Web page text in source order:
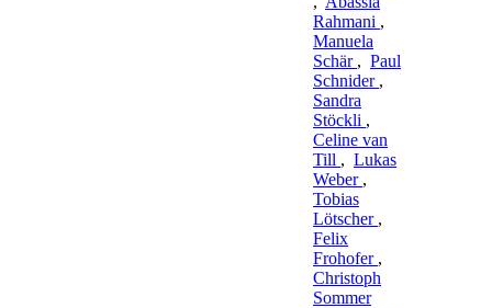
Rahmani ,
Manuela
Schär , Paul
Schnider ,
Sandra
Stöckli ,
Celine van
Till , Lukas
Weber ,
Tobias
Lötscher ,
Felix
Frohofer ,
Christoph
Sommer